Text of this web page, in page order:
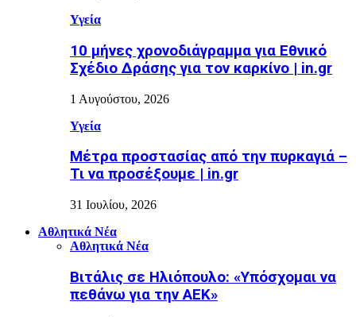
Υγεία
10 μήνες χρονοδιάγραμμα για Εθνικό
Σχέδιο Δράσης για τον καρκίνο | in.gr
1 Αυγούστου, 2026
Υγεία
Μέτρα προστασίας από την πυρκαγιά –
Τι να προσέξουμε | in.gr
31 Ιουλίου, 2026
Αθλητικά Νέα
Αθλητικά Νέα
Βιτάλις σε Ηλιόπουλο: «Υπόσχομαι να
πεθάνω για την ΑΕΚ»